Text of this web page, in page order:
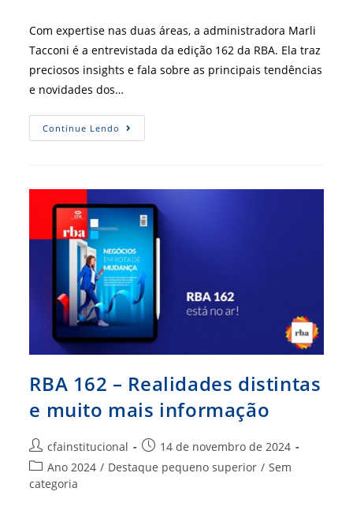
post:
Com expertise nas duas áreas, a administradora Marli
Tacconi é a entrevistada da edição 162 da RBA. Ela traz
preciosos insights e fala sobre as principais tendências
e novidades dos…
Continue Lendo Poder
Da
RBA 162 – Realidades distintas
e muito mais informação
Autor
do
post:
cfainstitucional
Post
publicado:
14 de novembro de 2024
Categoria
do
Ano 2024 / Destaque pequeno superior / Sem
categoria